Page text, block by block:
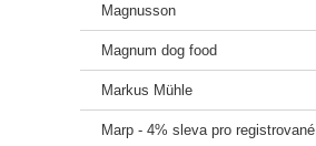
Magnusson
Magnum dog food
Markus Mühle
Marp - 4% sleva pro registrované